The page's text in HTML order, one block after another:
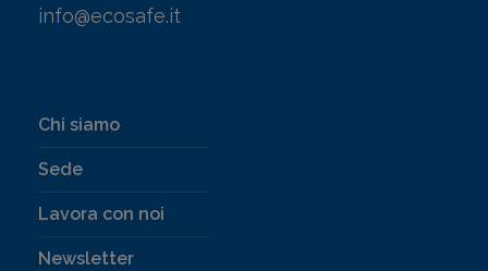
info@ecosafe.it
Chi siamo
Sede
Lavora con noi
Newsletter